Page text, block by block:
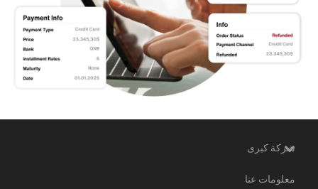
شركة كبرى
معلومات عنا